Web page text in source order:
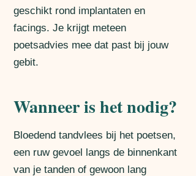
geschikt rond implantaten en
facings. Je krijgt meteen
poetsadvies mee dat past bij jouw
gebit.
Wanneer is het nodig?
Bloedend tandvlees bij het poetsen,
een ruw gevoel langs de binnenkant
van je tanden of gewoon lang